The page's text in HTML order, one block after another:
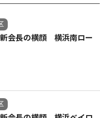
会長の横顔 横浜南ロー